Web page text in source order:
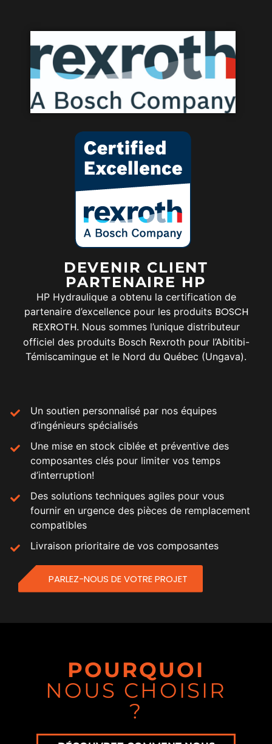
DEVENIR CLIENT
PARTENAIRE HP
HP Hydraulique a obtenu la certification de
partenaire d’excellence pour les produits BOSCH
REXROTH. Nous sommes l’unique distributeur
officiel des produits Bosch Rexroth pour l’Abitibi-
Témiscamingue et le Nord du Québec (Ungava).
Un soutien personnalisé par nos équipes
d’ingénieurs spécialisés
Une mise en stock ciblée et préventive des
composantes clés pour limiter vos temps
d’interruption!
Des solutions techniques agiles pour vous
fournir en urgence des pièces de remplacement
compatibles
Livraison prioritaire de vos composantes
PARLEZ-NOUS DE VOTRE PROJET
POURQUOI
NOUS CHOISIR
?